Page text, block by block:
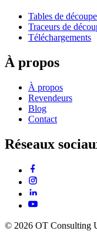
Tables de découpe
Traceurs de
Téléchargements
À propos
À propos
Revendeurs
Blog
Contact
Réseaux
© 2026 OT Consulting